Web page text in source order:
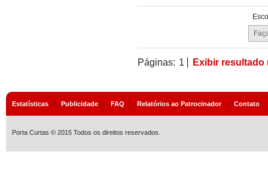
Páginas: 1 Exibir resultado
Estatísticas | Publicidade | FAQ | Relatórios ao Patrocinador| Contato
Porta Curtas © 2015 Todos os direitos reservados.